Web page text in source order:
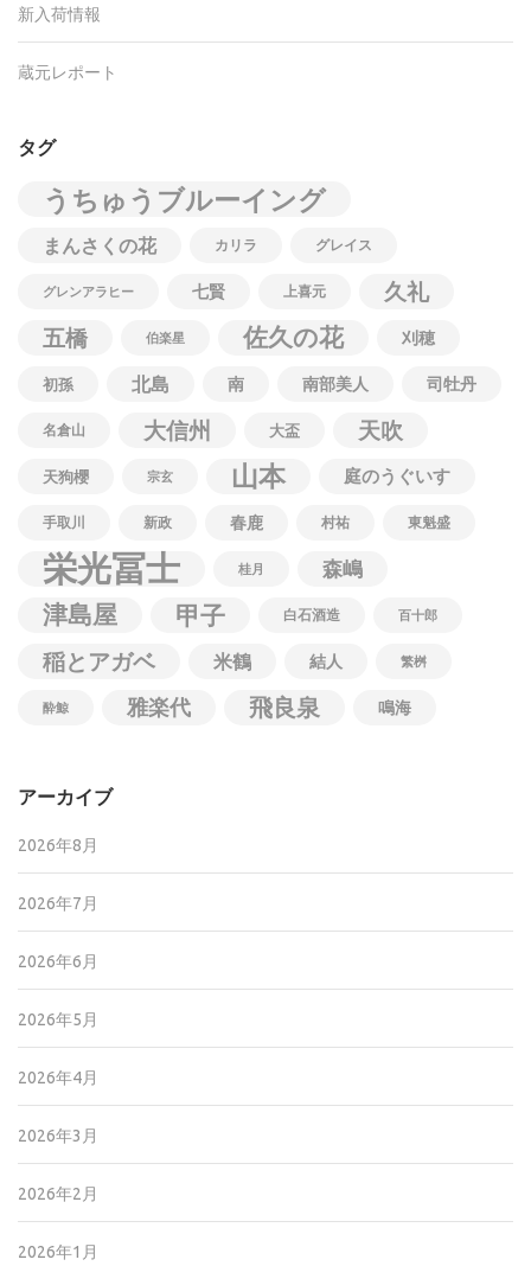
新入荷情報
蔵元レポート
タグ
うちゅうブルーイング
まんさくの花 カリラ グレイス
グレンアラヒー 七賢 上喜元
久礼
五橋
伯楽星 佐久の花 刈穂
初孫 北島 南 南部美人 司牡丹
名倉山 大信州 大盃 天吹
天狗櫻 宗玄 山本 庭のうぐいす
手取川 新政 春鹿 村祐 東魁盛
栄光冨士 桂月 森嶋
津島屋 甲子 白石酒造 百十郎
稲とアガベ 米鶴 結人 繁桝
酔鯨 雅楽代 飛良泉 鳴海
アーカイブ
2026年8月
2026年7月
2026年6月
2026年5月
2026年4月
2026年3月
2026年2月
2026年1月